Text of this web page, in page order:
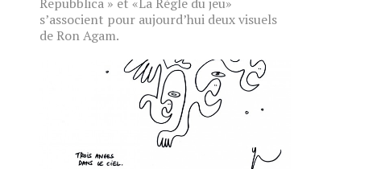
s’associent pour aujourd’hui deux visuels
de Ron Agam.